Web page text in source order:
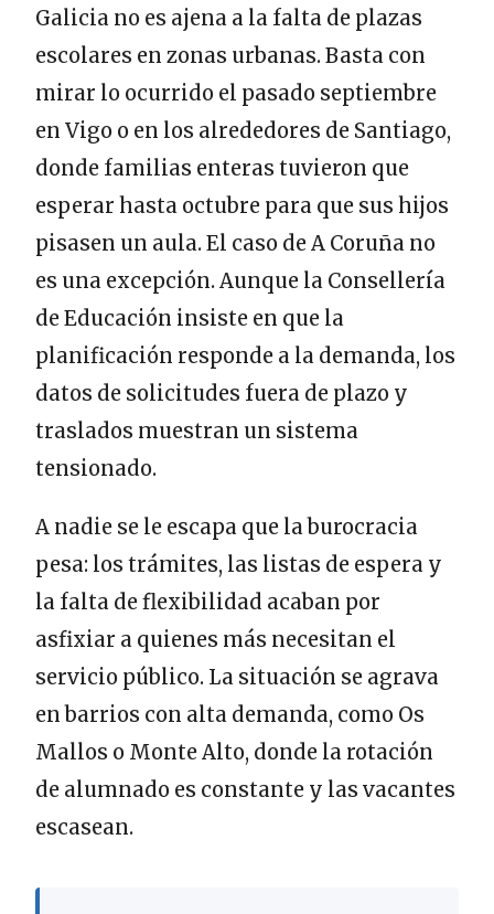
Galicia no es ajena a la falta de plazas
escolares en zonas urbanas. Basta con
mirar lo ocurrido el pasado septiembre
en Vigo o en los alrededores de Santiago,
donde familias enteras tuvieron que
esperar hasta octubre para que sus hijos
pisasen un aula. El caso de A Coruña no
es una excepción. Aunque la Consellería
de Educación insiste en que la
planificación responde a la demanda, los
datos de solicitudes fuera de plazo y
traslados muestran un sistema
tensionado.
A nadie se le escapa que la burocracia
pesa: los trámites, las listas de espera y
la falta de flexibilidad acaban por
asfixiar a quienes más necesitan el
servicio público. La situación se agrava
en barrios con alta demanda, como Os
Mallos o Monte Alto, donde la rotación
de alumnado es constante y las vacantes
escasean.